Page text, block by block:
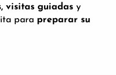
visitas guiadas y
para preparar su